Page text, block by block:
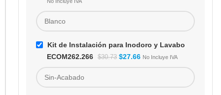
Kit de Instalación para Inodoro y Lavabo
ECOM262.266
$30.73 $27.66 No Incluye IVA